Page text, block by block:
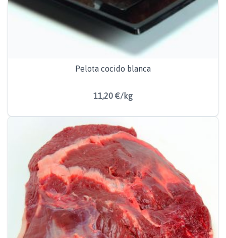
Pelota cocido blanca
11,20 €/kg